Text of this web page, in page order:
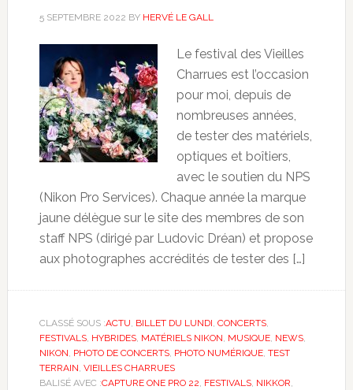
5 SEPTEMBRE 2022 BY HERVÉ LE GALL
Le festival des Vieilles
Charrues est l’occasion
pour moi, depuis de
nombreuses années,
de tester des matériels,
optiques et boîtiers,
avec le soutien du NPS
(Nikon Pro Services). Chaque année la marque
jaune délègue sur le site des membres de son
staff NPS (dirigé par Ludovic Dréan) et propose
aux photographes accrédités de tester des […]
CLASSÉ SOUS :ACTU BILLET DU LUNDI CONCERTS,
FESTIVALS, HYBRIDES, MATÉRIELS NIKON MUSIQUE, NEWS,
NIKON PHOTO DE CONCERTS, PHOTO NUMÉRIQUE, TEST
TERRAIN VIEILLES CHARRUES
BALISÉ AVEC :CAPTURE ONE PRO 22 FESTIVALS, NIKKOR